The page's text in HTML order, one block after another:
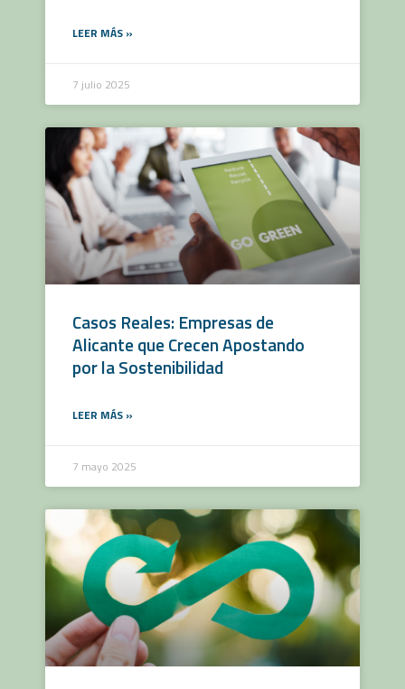
LEER MÁS »
7 julio 2025
Casos Reales: Empresas de
Alicante que Crecen Apostando
por la Sostenibilidad
LEER MÁS »
7 mayo 2025